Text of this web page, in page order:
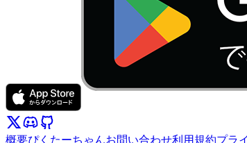
概要ぴくたーちゃんお問い合わせ利用規約プラ